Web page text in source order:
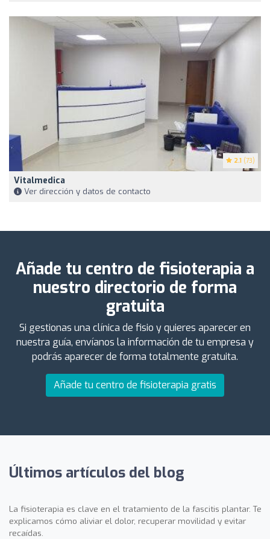
2.1 (73)
Vitalmedica
Ver dirección y datos de contacto
Añade tu centro de fisioterapia a
nuestro directorio de forma
gratuita
Si gestionas una clínica de fisio y quieres aparecer en
nuestra guía, envíanos la información de tu empresa y
podrás aparecer de forma totalmente gratuita.
Añade tu centro de fisioterapia gratis
Últimos artículos del blog
La fisioterapia es clave en el tratamiento de la fascitis plantar. Te
explicamos cómo aliviar el dolor, recuperar movilidad y evitar
recaídas.